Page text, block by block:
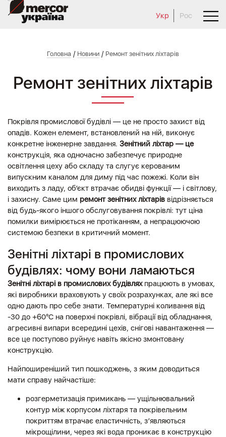
Укр Рос
Головна / Новини / Ремонт зенітних ліхтарів
Ремонт зенітних ліхтарів
Покрівля промислової будівлі — це не просто захист від
опадів. Кожен елемент, встановлений на ній, виконує
конкретне інженерне завдання. Зенітний ліхтар — це
конструкція, яка одночасно забезпечує природне
освітлення цеху або складу та слугує керованим
випускним каналом для диму під час пожежі. Коли він
виходить з ладу, об’єкт втрачає обидві функції — і світлову,
і захисну. Саме цим ремонт зенітних ліхтарів відрізняється
від будь-якого іншого обслуговування покрівлі: тут ціна
помилки вимірюється не протіканням, а непрацюючою
системою безпеки в критичний момент.
Зенітні ліхтарі в промислових
будівлях: чому вони ламаються
Зенітні ліхтарі в промислових будівляхпрацюють в умовах,
які виробники враховують у своїх розрахунках, але які все
одно дають про себе знати. Температурні коливання від
-30 до +60°C на поверхні покрівлі, вібрації від обладнання,
агресивні випари всередині цехів, снігові навантаження —
все це поступово руйнує навіть якісно змонтовану
конструкцію.
Найпоширеніший тип пошкоджень, з яким доводиться
мати справу найчастіше:
розгерметизація примикань — ущільнювальний
контур між корпусом ліхтаря та покрівельним
покриттям втрачає еластичність, з’являються
мікрощілини, через які вода проникає в конструкцію